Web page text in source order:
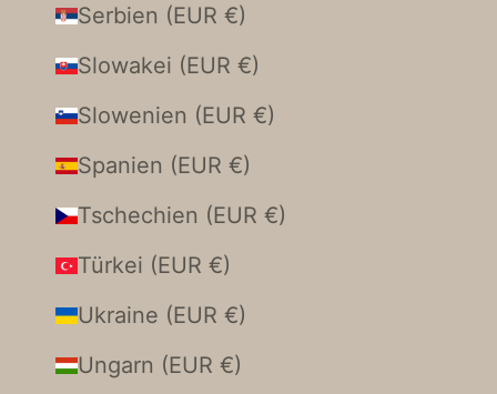
Serbien (EUR €)
Slowakei (EUR €)
Slowenien (EUR €)
Spanien (EUR €)
Tschechien (EUR €)
Türkei (EUR €)
Ukraine (EUR €)
Ungarn (EUR €)